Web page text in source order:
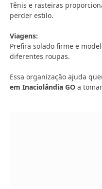
Tênis e rasteiras
perder estilo.
Viagens:
Prefira solado firme e
diferentes roupas.
Essa organização ajuda
em Inaciolândia GO a